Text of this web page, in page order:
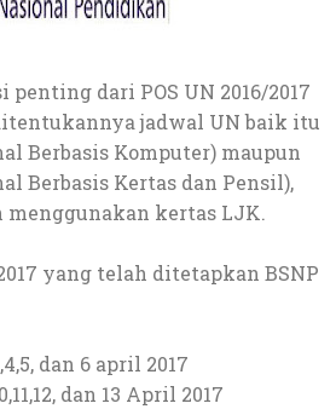
dari POS UN 2016/2017
jadwal UN baik itu
Berbasis Komputer) maupun
Berbasis Kertas dan Pensil),
kertas LJK.
yang telah ditetapkan BSNP
dan 6 april 2017
dan 13 April 2017